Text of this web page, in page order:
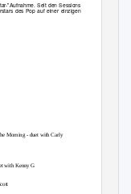
"Aufnahme. Seit den Sessions
des Pop auf einer einzigen
Morning - duet with Carly
with Kenny G